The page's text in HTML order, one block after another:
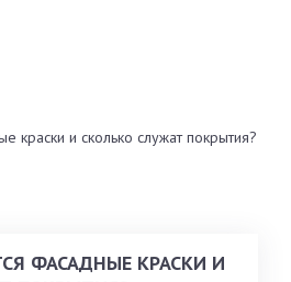
ФАСАДНЫЕ КРАСКИ И